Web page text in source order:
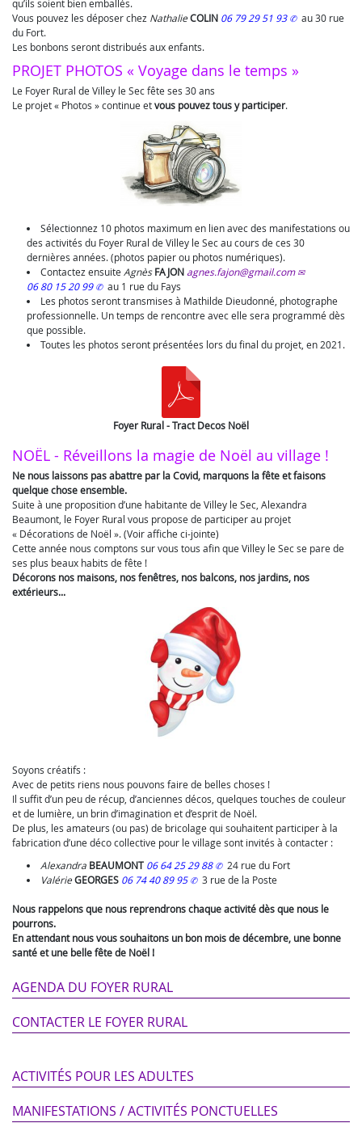
qu’ils soient bien emballés.
Vous pouvez les déposer chez NathalieCOLIN 06 79 29 51 93
au 30 rue
du Fort.
Les bonbons seront distribués aux enfants.
PROJET PHOTOS « Voyage dans le temps »
Le Foyer Rural de Villey le Sec fête ses 30 ans
Le projet « Photos » continue etvous pouvez tous y participer.
Sélectionnez 10 photos maximum en lien avec des manifestations ou
des activités du Foyer Rural de Villey le Sec au cours de ces 30
dernières années. (photos papier ou photos numériques).
Contactez ensuite Agnès FAJON agnes.fajon@gmail.com
06 80 15 20 99
au 1 rue du Fays
Les photos seront transmises à Mathilde Dieudonné, photographe
professionnelle. Un temps de rencontre avec elle sera programmé dès
que possible.
Toutes les photos seront présentées lors du final du projet, en 2021.
Foyer Rural - Tract Decos Noël
NOËL - Réveillons la magie de Noël au village !
Ne nous laissons pas abattre par la Covid, marquons la fête et faisons
quelque chose ensemble.
Suite à une proposition d’une habitante de Villey le Sec, Alexandra
Beaumont, le Foyer Rural vous propose de participer au projet
« Décorations de Noël ». (Voir affiche ci-jointe)
Cette année nous comptons sur vous tous afin que Villey le Sec se pare de
ses plus beaux habits de fête !
Décorons nos maisons, nos fenêtres, nos balcons, nos jardins, nos
extérieurs...
Soyons créatifs :
Avec de petits riens nous pouvons faire de belles choses !
Il suffit d’un peu de récup, d’anciennes décos, quelques touches de couleur
et de lumière, un brin d’imagination et d’esprit de Noël.
De plus, les amateurs (ou pas) de bricolage qui souhaitent participer à la
fabrication d’une déco collective pour le village sont invités à contacter :
Alexandra BEAUMONT 06 64 25 29 88
24 rue du Fort
ValérieGEORGES 06 74 40 89 95 3 rue de la Poste
Nous rappelons que nous reprendrons chaque activité dès que nous le
pourrons.
En attendant nous vous souhaitons un bon mois de décembre, une bonne
santé et une belle fête de Noël !
AGENDA DU FOYER RURAL
CONTACTER LE FOYER RURAL
ACTIVITÉS POUR LES ADULTES
MANIFESTATIONS / ACTIVITÉS PONCTUELLES